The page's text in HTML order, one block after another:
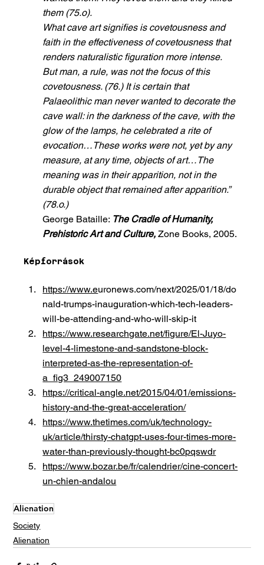
them (75.o).
What cave art signifies is covetousness and
faith in the effectiveness of covetousness that
renders naturalistic figuration more intense.
But man, a rule, was not the focus of this
covetousness. (76.) It is certain that
Palaeolithic man never wanted to decorate the
cave wall: in the darkness of the cave, with the
glow of the lamps, he celebrated a rite of
evocation…These works were not, yet by any
measure, at any time, objects of art…The
meaning was in their apparition, not in the
durable object that remained after apparition.”
(78.o.)
George Bataille: The Cradle of Humanity,
Prehistoric Art and Culture, Zone Books, 2005.
Képforrások
https://www.euronews.com/next/2025/01/18/do
nald-trumps-inauguration-which-tech-leaders-
will-be-attending-and-who-will-skip-it
https://www.researchgate.net/figure/El-Juyo-
level-4-limestone-and-sandstone-block-
interpreted-as-the-representation-of-
a_fig3_249007150
https://critical-angle.net/2015/04/01/emissions-
history-and-the-great-acceleration/
https://www.thetimes.com/uk/technology-
uk/article/thirsty-chatgpt-uses-four-times-more-
water-than-previously-thought-bc0pqswdr
https://www.bozar.be/fr/calendrier/cine-concert-
un-chien-andalou
Alienation
Society
Alienation